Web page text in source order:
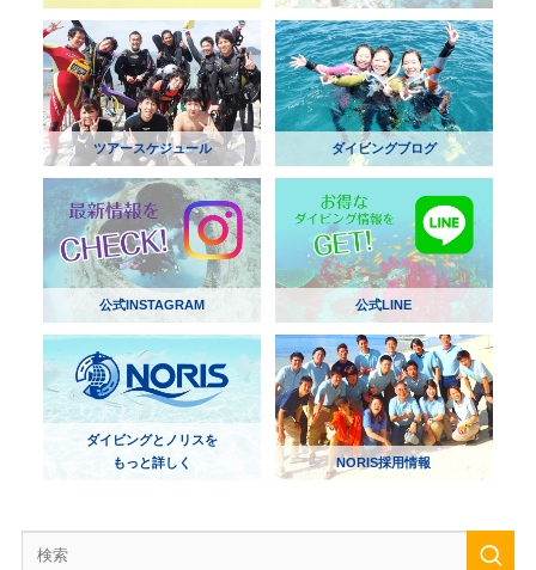
ツアースケジュール ダイビングブログ
公式INSTAGRAM 公式LINE
ダイビングとノリスを
もっと詳しく
NORIS採用情報